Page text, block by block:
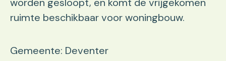
ruimte beschikbaar voor woningbouw.
Gemeente: Deventer